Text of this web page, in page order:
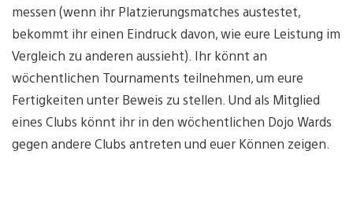
messen (wenn ihr Platzierungsmatches austestet,
bekommt ihr einen Eindruck davon, wie eure Leistung im
Vergleich zu anderen aussieht). Ihr könnt an
wöchentlichen Tournaments teilnehmen, um eure
Fertigkeiten unter Beweis zu stellen. Und als Mitglied
eines Clubs könnt ihr in den wöchentlichen Dojo Wards
gegen andere Clubs antreten und euer Können zeigen.